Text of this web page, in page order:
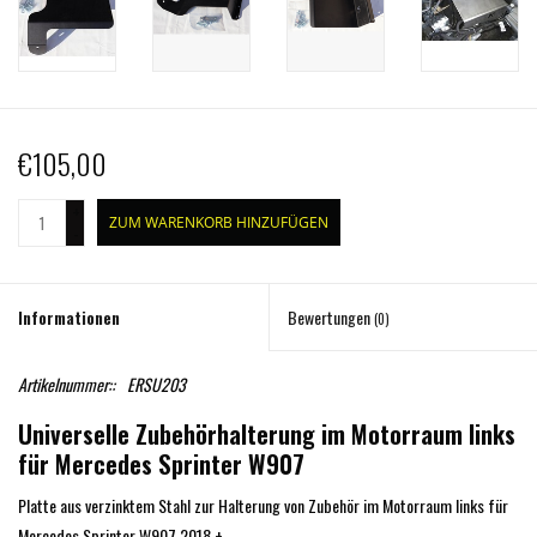
€105,00
ZUM WARENKORB HINZUFÜGEN
Informationen Bewertungen(0)
Artikelnummer:: ERSU203
Universelle Zubehörhalterung im Motorraum links
für Mercedes Sprinter W907
Platte aus verzinktem Stahl zur Halterung von Zubehör im Motorraum links für